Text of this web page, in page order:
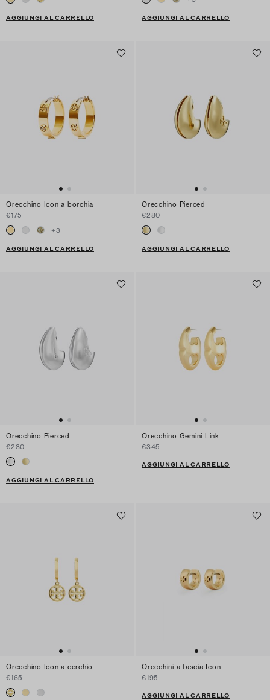
AGGIUNGI AL CARRELLO AGGIUNGI AL CARRELLO
Orecchino Icon a borchia
€175
+3
AGGIUNGI AL CARRELLO
Orecchino Pierced
€280
AGGIUNGI AL CARRELLO
Orecchino Pierced
€280
AGGIUNGI AL CARRELLO
Orecchino Gemini Link
€345
AGGIUNGI AL CARRELLO
Orecchino Icon a cerchio
€165
Orecchini a fascia Icon
€195
AGGIUNGI AL CARRELLO